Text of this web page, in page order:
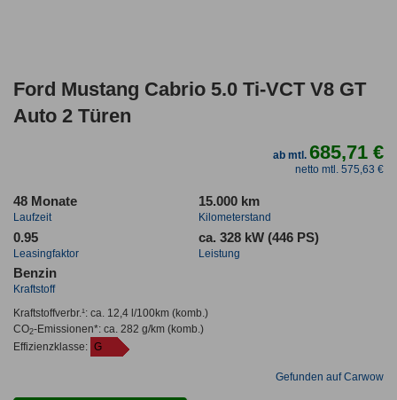
Ford Mustang Cabrio 5.0 Ti-VCT V8 GT
Auto 2 Türen
ab mtl.685,71 €
netto mtl. 575,63 €
48 Monate
Laufzeit
15.000 km
Kilometerstand
0.95
Leasingfaktor
ca. 328 kW (446 PS)
Leistung
Benzin
Kraftstoff
Kraftstoffverbr.¹: ca. 12,4 l/100km(komb.)
CO2-Emissionen*: ca. 282 g/km(komb.)
Effizienzklasse: G
Gefunden auf Carwow